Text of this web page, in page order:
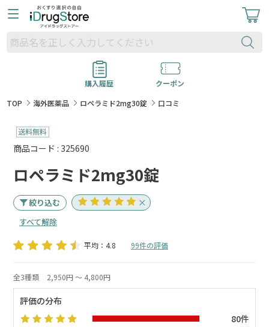
購入履歴
クーポン
TOP
海外医薬品 ロペラミド2mg30錠 口コミ
商品コード : 325690
ロペラミド2mg30錠
絞り込む
すべて解除
平均：4.8 99件の評価
全3種類 2,950円 ～ 4,800円
評価の分布
80件